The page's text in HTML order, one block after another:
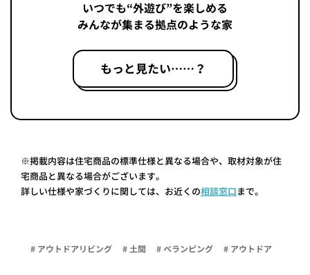
いつでも“外遊び”を楽しめる
みんなが集まる拠点のような家
もっと見たい……？
※掲載内容は住宅商品の標準仕様と異なる場合や、取材対象が住
宅商品と異なる場合がございます。
詳しい仕様や家づくりに関しては、お近くの相談窓口まで。
# アウトドアリビング # 土間 # ベランピング # アウトドア